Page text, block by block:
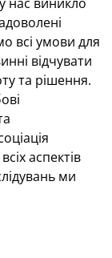
всі умови для
відчувати
та рішення.
аспектів
ми